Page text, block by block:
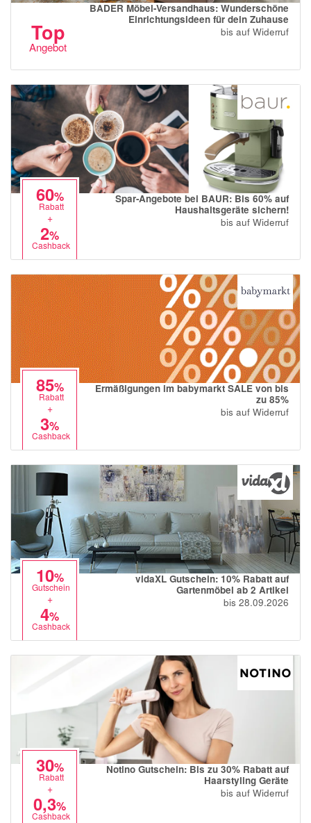
Top
Angebot
BADER Möbel-Versandhaus: Wunderschöne
Einrichtungsideen für dein Zuhause
bis auf Widerruf
60%
Rabatt
+
2%
Cashback
Spar-Angebote bei BAUR: Bis 60% auf
Haushaltsgeräte sichern!
bis auf Widerruf
85%
Rabatt
+
3%
Cashback
Ermäßigungen im babymarkt SALE von bis
zu 85%
bis auf Widerruf
10%
Gutschein
+
4%
Cashback
vidaXL Gutschein: 10% Rabatt auf
Gartenmöbel ab 2 Artikel
bis 28.09.2026
30%
Rabatt
+
0,3%
Cashback
Notino Gutschein: Bis zu 30% Rabatt auf
Haarstyling Geräte
bis auf Widerruf